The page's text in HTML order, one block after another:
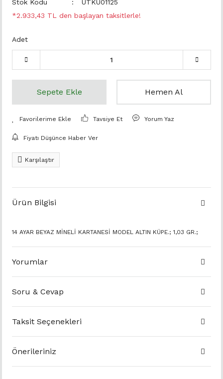
Stok Kodu
UTKU01125
*2.933,43 TL den başlayan taksitlerle!
Adet
Sepete Ekle Hemen Al
Tavsiye Et Yorum Yaz
Fiyatı Düşünce Haber Ver
Karşılaştır
Ürün Bilgisi
14 AYAR BEYAZ MİNELİ KARTANESİ MODEL ALTIN KÜPE.; 1,03 GR.;
Yorumlar
Soru & Cevap
Taksit Seçenekleri
Önerileriniz